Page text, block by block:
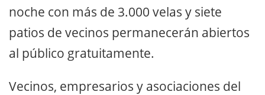
noche con más de 3.000 velas y siete
patios de vecinos permanecerán abiertos
al público gratuitamente.
Vecinos, empresarios y asociaciones del